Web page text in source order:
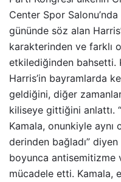
Center Spor
gününde söz alan
karakterinden ve farklı
etkilediğinden bahsetti.
Harris’in bayramlarda
geldiğini, diğer
kiliseye gittiğini anlattı.
Kamala, onunkiyle aynı
derinden bağladı”
boyunca antisemitizme
mücadele etti. Kamala,